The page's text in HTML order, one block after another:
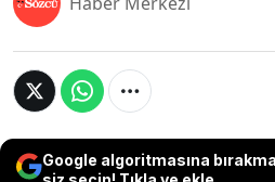
Google algoritmasına